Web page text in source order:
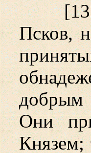
Псков,
добрым
Они
Князем;